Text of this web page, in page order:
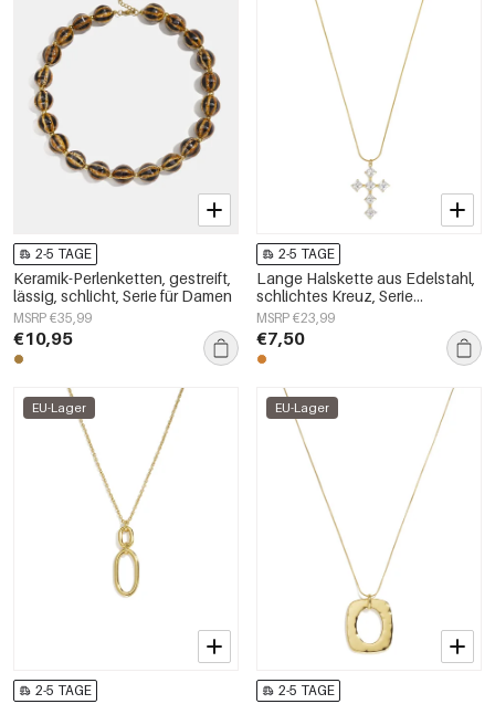
2-5 TAGE
Keramik-Perlenketten, gestreift,
lässig, schlicht, Serie für Damen
MSRP €35,99
€10,95
2-5 TAGE
Lange Halskette aus Edelstahl,
schlichtes Kreuz, Serie
„Alltagsschmuck“,
Damenschmuck
MSRP €23,99
€7,50
EU-Lager
2-5 TAGE
EU-Lager
2-5 TAGE